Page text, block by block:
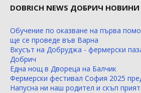
DOBRICH NEWS ДОБРИЧ НОВИНИ
Обучение по оказване на първа
ще се проведе във Варна
Вкусът на Добруджа - фермерски
Добрич
Една нощ в Двореца на Балчик
Фермерски фестивал София 2025
Напусна ни наш родител и скъп